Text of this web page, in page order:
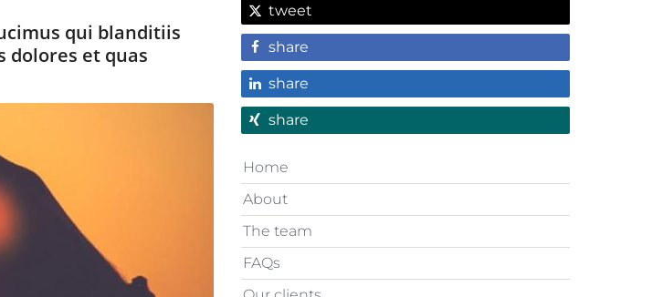
qui blanditiis
et quas
tweet
share
share
share
Home
About
The team
FAQs